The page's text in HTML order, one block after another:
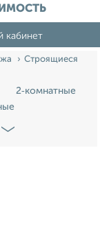
кабинет
Строящиеся
2‑комнатные